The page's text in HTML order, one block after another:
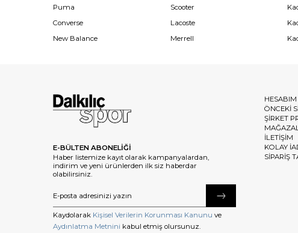
Puma
Converse
New Balance
Scooter
Lacoste
Merrell
E-BÜLTEN ABONELİĞİ
Haber listemize kayıt olarak kampanyalardan,
indirim ve yeni ürünlerden ilk siz haberdar
olabilirsiniz.
Kaydolarak Kişisel Verilerin Korunması Kanunu ve
Aydınlatma Metnini kabul etmiş olursunuz.
HESABIM
ÖNCEKİ
ŞİRKET
İLETİŞİM
KOLAY
SİPARİŞ